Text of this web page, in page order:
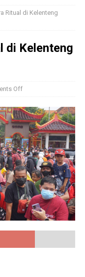
Ritual di Kelenteng
di Kelenteng
Off